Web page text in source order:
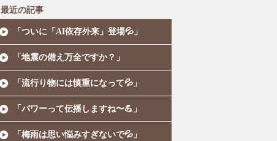
最近の記事
「ついに「AI依存外来」登場💦」
「地震の備え万全ですか？」
「流行り物には慎重になって💦」
「パワーって伝播しますね〜💪」
「梅雨は思い悩みすぎないで💦」